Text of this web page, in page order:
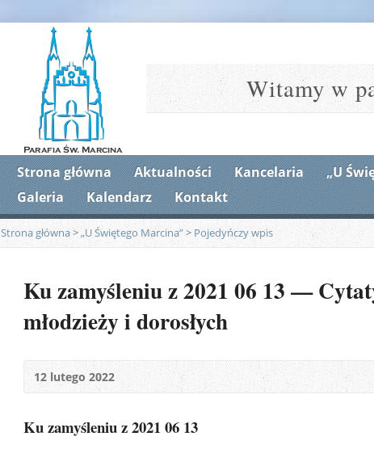
Witamy w
Strona główna Aktualności Kancelaria „U
Galeria
Kalendarz Kontakt
Strona główna>„U Świętego Marcina”> Pojedyńczy wpis
Ku zamyśleniu z 2021 06 13 —
młodzieży i dorosłych
12 lutego 2022
Ku zamyśleniu z 2021 06 13